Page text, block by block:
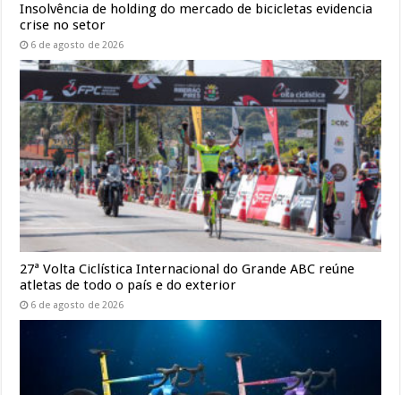
Insolvência de holding do mercado de bicicletas evidencia
crise no setor
6 de agosto de 2026
27ª Volta Ciclística Internacional do Grande ABC reúne
atletas de todo o país e do exterior
6 de agosto de 2026